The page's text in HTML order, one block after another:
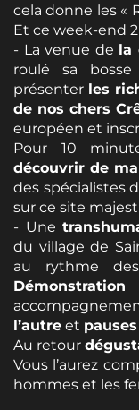
cela donne les «
Et ce week-end
- La venue de la
roulé sa bosse
présenter les
de nos chers
européen et
Pour 10
découvrir de
des spécialistes
sur ce site
- Une
du village de
au rythme
l’autre et
Au retour
Vous l’aurez
hommes et les